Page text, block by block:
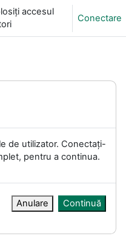
accesul
Conectare
de utilizator. Conectați-
pentru a continua.
Anulare Continuă